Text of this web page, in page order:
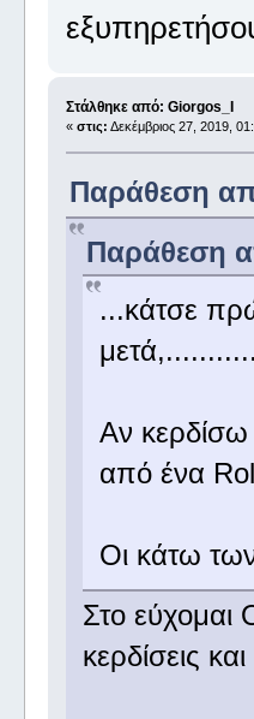
Στάλθηκε από: Giorgos_I
« στις: Δεκέμβριος 27, 2019,
Παράθεση
Παράθεση
...κάτσε
Αν
από ένα
Οι κάτω
Στο εύχομαι
κερδίσεις